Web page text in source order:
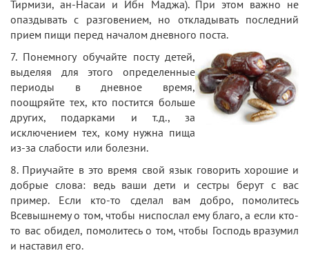
Тирмизи, ан-Насаи и Ибн Маджа). При этом важно не
опаздывать c разговением, но откладывать последний
прием пищи перед началом дневного поста.
7. Понемногу обучайте посту детей,
выделяя для этого определенные
периоды в дневное время,
поощряйте тех, кто постится больше
других, подарками и т.д., за
исключением тех, кому нужна пища
из-за слабости или болезни.
8. Приучайте в это время свой язык говорить хорошие и
добрые слова: ведь ваши дети и сестры берут с вас
пример. Если кто-то сделал вам добро, помолитесь
Всевышнему о том, чтобы ниспослал ему благо, а если кто-
то вас обидел, помолитесь о том, чтобы Господь вразумил
и наставил его.